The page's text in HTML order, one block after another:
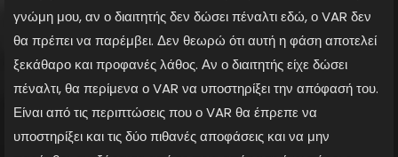
γνώμη μου, αν ο διαιτητής δεν δώσει πέναλτι εδώ, ο VAR δεν
θα πρέπει να παρέμβει. Δεν θεωρώ ότι αυτή η φάση αποτελεί
ξεκάθαρο και προφανές λάθος. Αν ο διαιτητής είχε δώσει
πέναλτι, θα περίμενα ο VAR να υποστηρίξει την απόφασή του.
Είναι από τις περιπτώσεις που ο VAR θα έπρεπε να
υποστηρίξει και τις δύο πιθανές αποφάσεις και να μην